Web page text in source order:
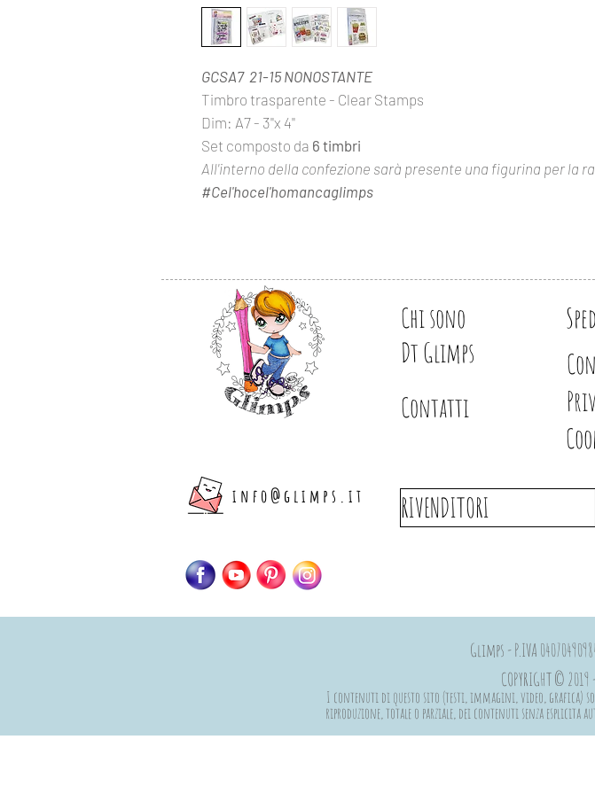
GCSA7 21-15 NONOSTANTE
Timbro trasparente - Clear Stamps
Dim: A7 - 3''x 4''
Set composto da 6 timbri
All'interno della confezione sarà presente una figurina per la
#Cel'hocel'homancaglimps
Chi sono
Dt Glimps
Contatti
info@glimps.it RIVENDITORI
Glimps - P.IVA
COPYRIGHT ©
I contenuti di questo sito (testi, immagini, video, grafica)
riproduzione, totale o parziale, dei contenuti senza esplicita